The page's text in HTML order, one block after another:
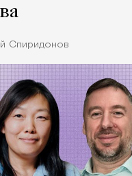
Спиридонов